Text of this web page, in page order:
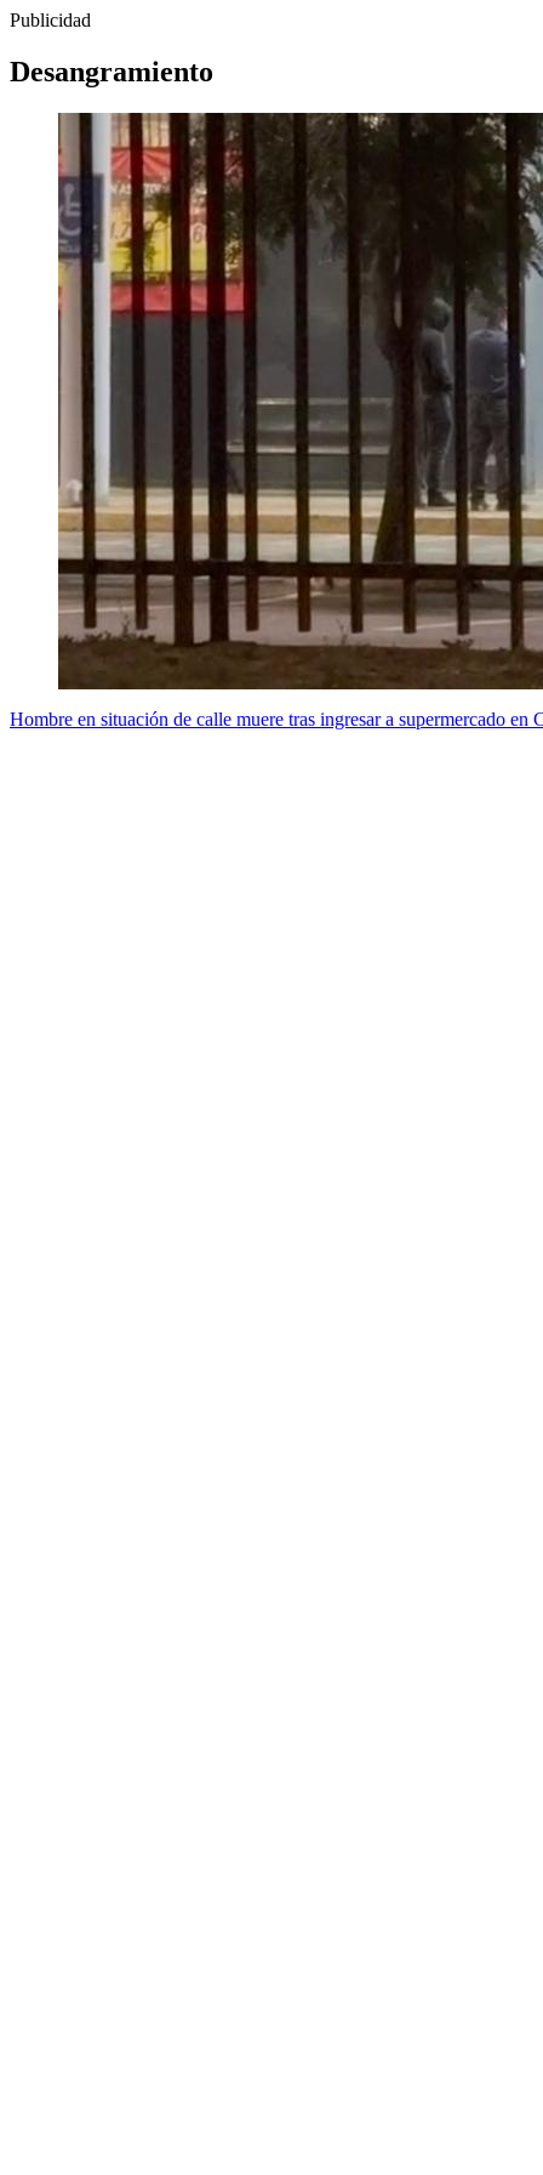
Publicidad
Desangramiento
Hombre en situación de calle muere tras ingresar a supermercado